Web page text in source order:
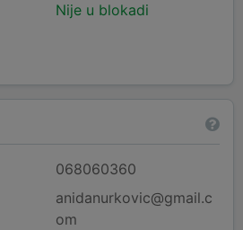
Nije u blokadi
068060360
anidanurkovic@gmail.c
om